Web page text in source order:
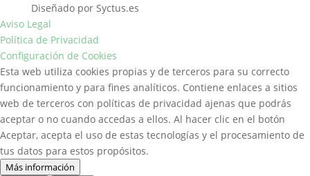
Diseñado por Syctus.es
Aviso Legal
Política de Privacidad
Configuración de Cookies
Esta web utiliza cookies propias y de terceros para su correcto
funcionamiento y para fines analíticos. Contiene enlaces a sitios
web de terceros con políticas de privacidad ajenas que podrás
aceptar o no cuando accedas a ellos. Al hacer clic en el botón
Aceptar, acepta el uso de estas tecnologías y el procesamiento de
tus datos para estos propósitos.
Más información